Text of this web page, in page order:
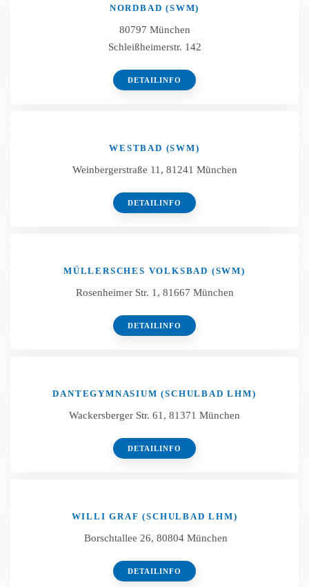
NORDBAD (SWM)
80797 München
Schleißheimerstr. 142
DETAILINFO
WESTBAD (SWM)
Weinbergerstraße 11, 81241 München
DETAILINFO
MÜLLERSCHES VOLKSBAD (SWM)
Rosenheimer Str. 1, 81667 München
DETAILINFO
DANTEGYMNASIUM (SCHULBAD LHM)
Wackersberger Str. 61, 81371 München
DETAILINFO
WILLI GRAF (SCHULBAD LHM)
Borschtallee 26, 80804 München
DETAILINFO